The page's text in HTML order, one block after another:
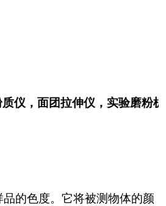
仪，面团拉伸仪，实验磨粉机
的色度。它将被测物体的颜